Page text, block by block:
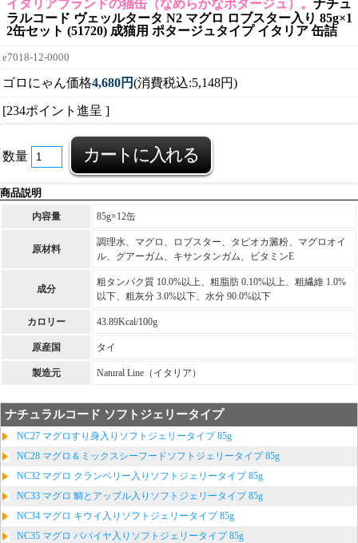
イタリアブランドの猫缶（なめらかなポタージュ）。 ナチュ
ラルコード ヴェッルタータ N2 マグロ ロブスター入り 85g×1
2缶セット (51720) 成猫用 ポタージュタイプ イタリア 缶詰
e7018-12-0000
ゴロにゃん価格4,680円(消費税込:5,148円)
[234ポイント進呈 ]
数量
商品説明
内容量 85g×12缶
原材料
調理水、マグロ、ロブスター、タピオカ澱粉、マグロオイ
ル、グアーガム、キサンタンガム、ビタミンE
成分
粗タンパク質 10.0%以上、粗脂肪 0.10%以上、粗繊維 1.0%
以下、粗灰分 3.0%以下、水分 90.0%以下
カロリー 43.89Kcal/100g
原産国 タイ
製造元 Natural Line（イタリア）
ナチュラルコード ソフトジェリータイプ
NC27 マグロすり身入りソフトジェリータイプ 85g
NC28 マグロ＆ミックスシーフードソフトジェリータイプ 85g
NC32 マグロ クランベリー入りソフトジェリータイプ 85g
NC33 マグロ 鯛とアップル入りソフトジェリータイプ 85g
NC34 マグロ キウイ入りソフトジェリータイプ 85g
NC35 マグロ パパイヤ入りソフトジェリータイプ 85g